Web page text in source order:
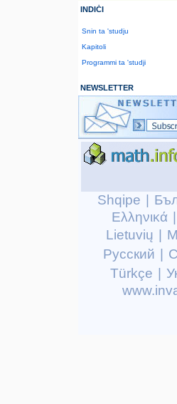
INDIĊI
Snin ta 'studju
Kapitoli
Programmi ta 'studji
NEWSLETTER
Shqipe
Ελληνικά
Lietuvių
Русский
Türkçe